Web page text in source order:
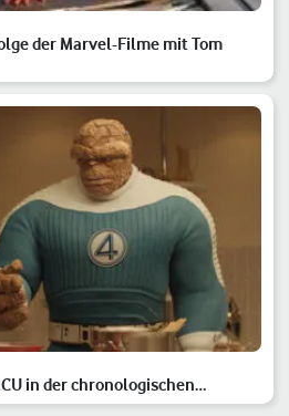
der Marvel-Filme mit Tom
in der chronologischen